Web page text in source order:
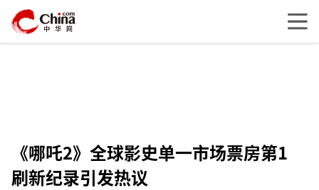
《哪吒2》全球影史单一市场票房第1
刷新纪录引发热议